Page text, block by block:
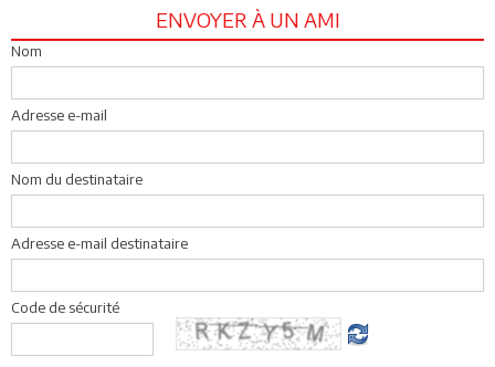
ENVOYER À UN AMI
Nom
Adresse e-mail
Nom du destinataire
Adresse e-mail destinataire
Code de sécurité